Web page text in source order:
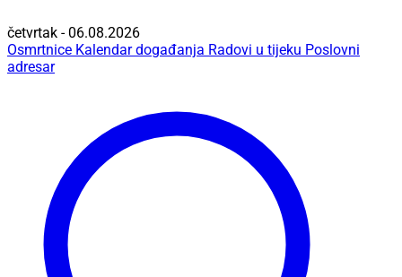
četvrtak - 06.08.2026
Osmrtnice Kalendar događanja Radovi u tijeku Poslovni
adresar